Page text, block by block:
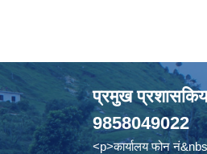
प्रमुख
9858049022
<p>कार्यालय फोन